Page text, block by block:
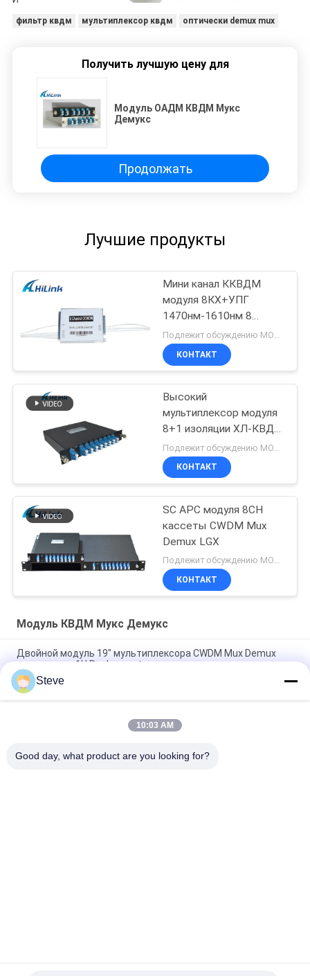
фильтр квдм мультиплексор квдм оптически demux mux
Получить лучшую цену для
Модуль ОАДМ КВДМ Мукс
Демукс
Продолжать
Лучшие продукты
Мини канал ККВДМ
модуля 8КХ+УПГ
1470нм-1610нм 8
Компат КВДМ коробки
КОНТАКТ
Высокий
мультиплексор модуля
8+1 изоляции ХЛ-КВДМ
Мукс Демукс с каналом
8
КОНТАКТ
SC APC модуля 8CH
кассеты CWDM Mux
Demux LGX
Подлежит обсуждению MOQ:1pcs
КОНТАКТ
Модуль КВДМ Мукс Демукс
Двойной модуль 19" мультиплексора CWDM Mux Demux
волокна тип 1U Rachmount
FWDM Filter Mini ABS Box TX1550 RX 1310nm 1490nm SC UPC
SC APC
Настраиваемый мини-модуль CWDM Mux Demux на 8
Steve
10:03 AM
Good day, what product are you looking for?